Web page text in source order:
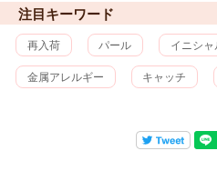
注目キーワード
再入荷 パール イニシャ
金属アレルギー キャッチ